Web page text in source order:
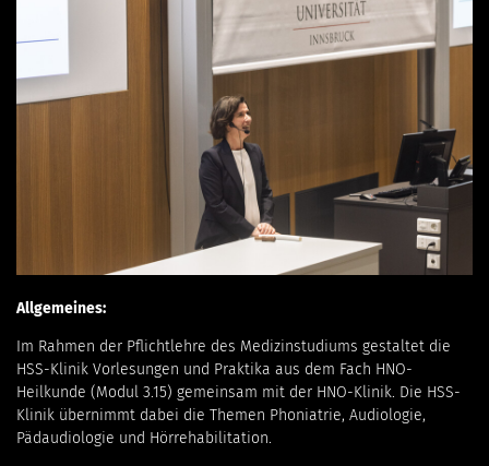
Allgemeines:
Im Rahmen der Pflichtlehre des Medizinstudiums gestaltet die
HSS-Klinik Vorlesungen und Praktika aus dem Fach HNO-
Heilkunde (Modul 3.15) gemeinsam mit der HNO-Klinik. Die HSS-
Klinik übernimmt dabei die Themen Phoniatrie, Audiologie,
Pädaudiologie und Hörrehabilitation.